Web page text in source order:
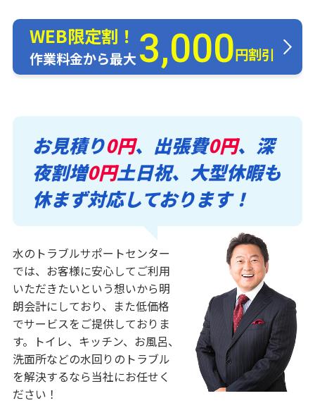
WEB限定割！
作業料金から最大3,000円割引
お見積り0円、出張費0円、深
夜割増0円土日祝、大型休暇も
休まず対応しております！
水のトラブルサポートセンター
では、お客様に安心してご利用
いただきたいという想いから明
朗会計にしており、また低価格
でサービスをご提供しておりま
す。トイレ、キッチン、お風呂、
洗面所などの水回りのトラブル
を解決するなら当社にお任せく
ださい！